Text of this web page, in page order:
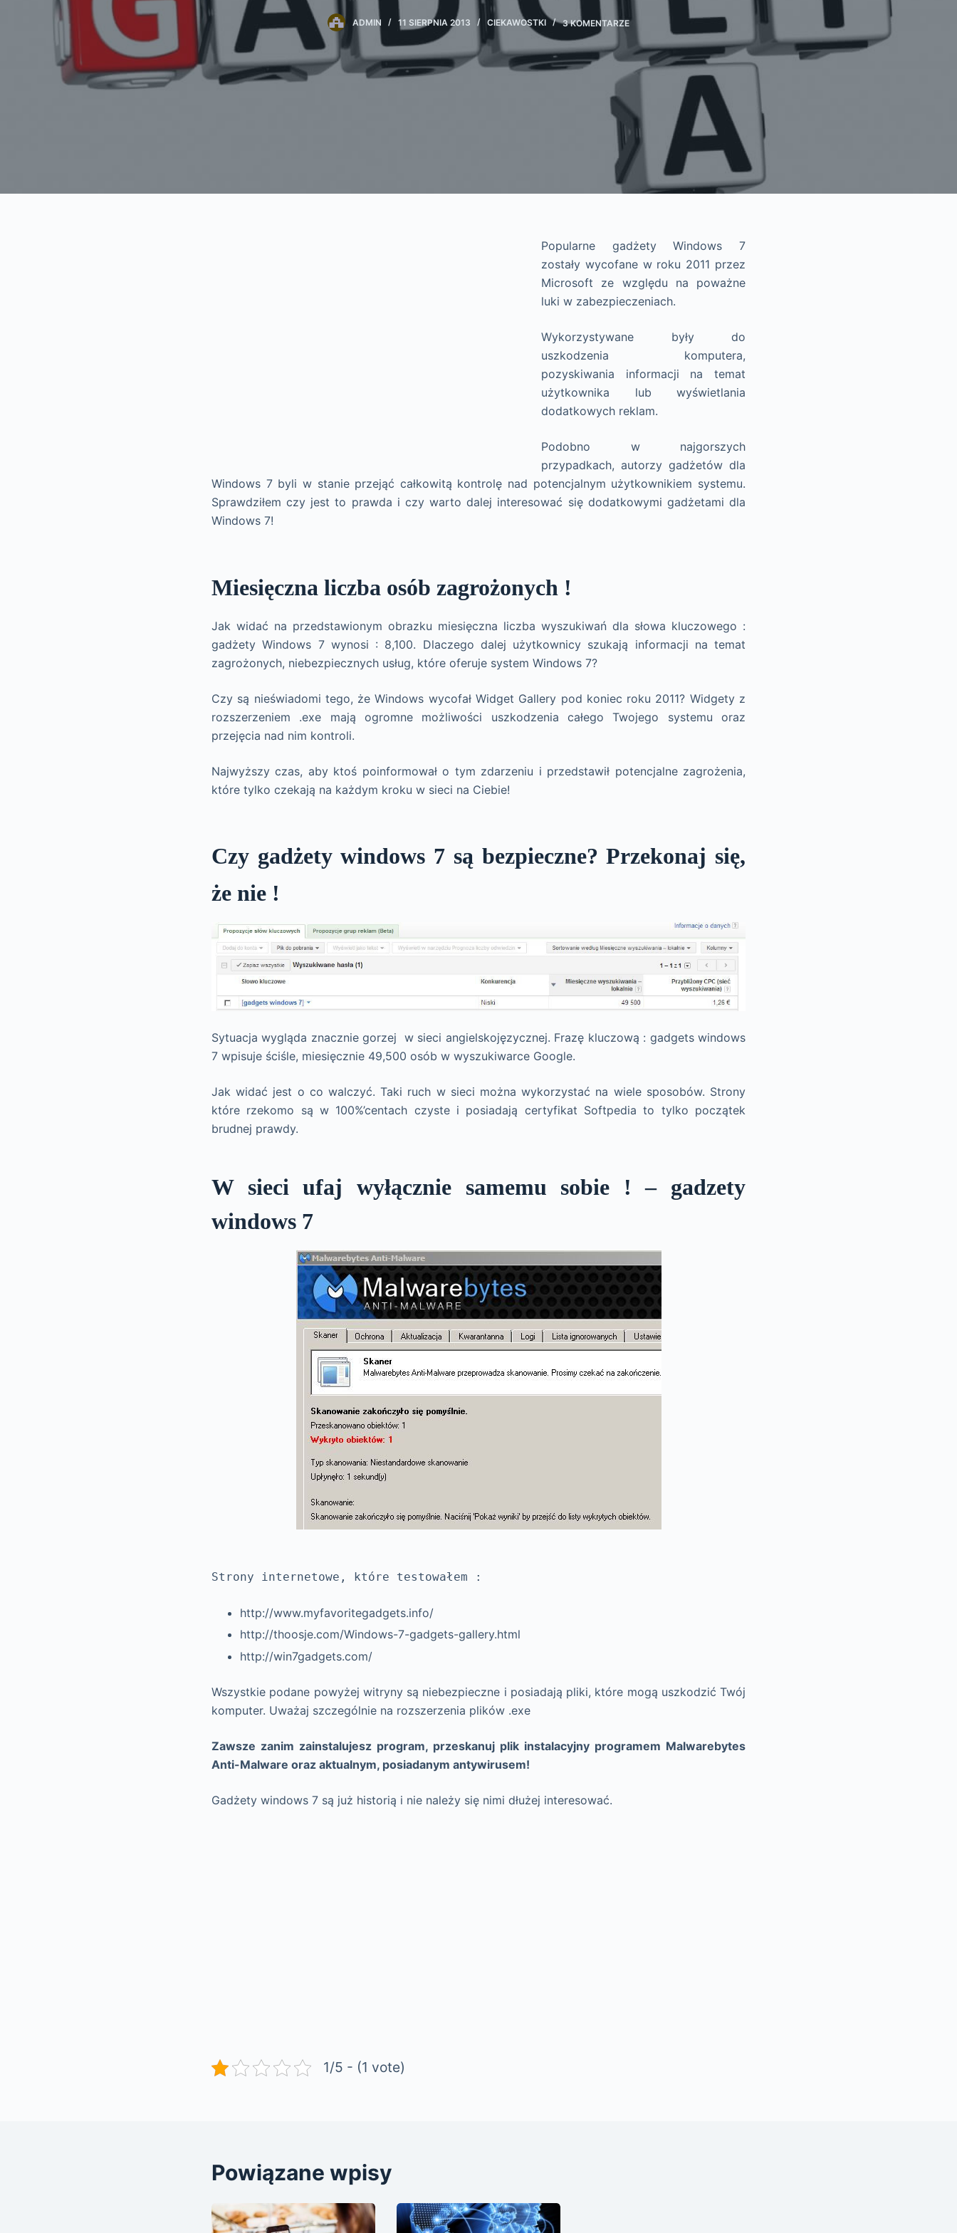
ADMIN 11 SIERPNIA 2013 CIEKAWOSTKI 3 KOMENTARZE
Popularne gadżety Windows 7
zostały wycofane w roku 2011 przez
Microsoft ze względu na poważne
luki w zabezpieczeniach.
Wykorzystywane były do
uszkodzenia komputera,
pozyskiwania informacji na temat
użytkownika lub wyświetlania
dodatkowych reklam.
Podobno w najgorszych
przypadkach, autorzy gadżetów dla
Windows 7 byli w stanie przejąć całkowitą kontrolę nad potencjalnym użytkownikiem systemu.
Sprawdziłem czy jest to prawda i czy warto dalej interesować się dodatkowymi gadżetami dla
Windows 7!
Miesięczna liczba osób zagrożonych !
Jak widać na przedstawionym obrazku miesięczna liczba wyszukiwań dla słowa kluczowego :
gadżety Windows 7 wynosi : 8,100. Dlaczego dalej użytkownicy szukają informacji na temat
zagrożonych, niebezpiecznych usług, które oferuje system Windows 7?
Czy są nieświadomi tego, że Windows wycofał Widget Gallery pod koniec roku 2011? Widgety z
rozszerzeniem .exe mają ogromne możliwości uszkodzenia całego Twojego systemu oraz
przejęcia nad nim kontroli.
Najwyższy czas, aby ktoś poinformował o tym zdarzeniu i przedstawił potencjalne zagrożenia,
które tylko czekają na każdym kroku w sieci na Ciebie!
Czy gadżety windows 7 są bezpieczne? Przekonaj się,
że nie !
Sytuacja wygląda znacznie gorzej w sieci angielskojęzycznej. Frazę kluczową : gadgets windows
7 wpisuje ściśle, miesięcznie 49,500 osób w wyszukiwarce Google.
Jak widać jest o co walczyć. Taki ruch w sieci można wykorzystać na wiele sposobów. Strony
które rzekomo są w 100%’centach czyste i posiadają certyfikat Softpedia to tylko początek
brudnej prawdy.
W sieci ufaj wyłącznie samemu sobie ! – gadzety
windows 7
Strony internetowe, które testowałem :
http://www.myfavoritegadgets.info/
http://thoosje.com/Windows-7-gadgets-gallery.html
http://win7gadgets.com/
Wszystkie podane powyżej witryny są niebezpieczne i posiadają pliki, które mogą uszkodzić Twój
komputer. Uważaj szczególnie na rozszerzenia plików .exe
Zawsze zanim zainstalujesz program, przeskanuj plik instalacyjny programem Malwarebytes
Anti-Malware oraz aktualnym, posiadanym antywirusem!
Gadżety windows 7 są już historią i nie należy się nimi dłużej interesować.
1/5 - (1 vote)
Powiązane wpisy